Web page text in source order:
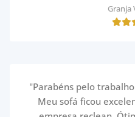
Granja
"Parabéns pelo
Meu sofá ficou